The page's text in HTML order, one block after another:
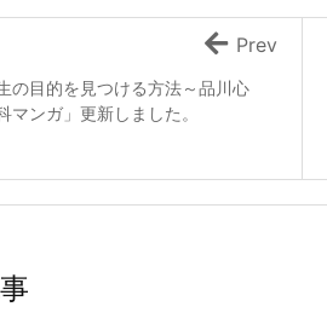
の目的を見つける方法～品川心
マンガ」更新しました。
Prev